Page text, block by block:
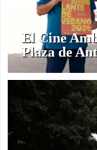
El Cine
Plaza de